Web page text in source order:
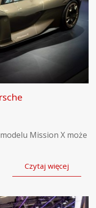
Mission X może
Czytaj więcej